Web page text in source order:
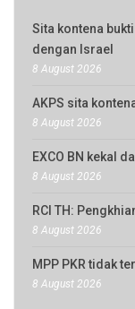
Sita kontena
dengan Israel
8 August 2026
AKPS sita
8 August 2026
EXCO BN kekal
8 August 2026
RCI TH:
8 August 2026
MPP PKR tidak
8 August 2026